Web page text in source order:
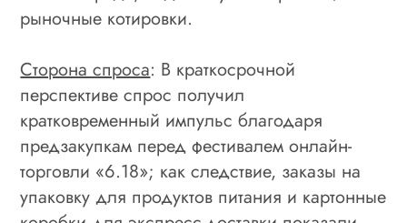
рыночные котировки.
Сторона спроса: В краткосрочной
перспективе спрос получил
кратковременный импульс благодаря
предзакупкам перед фестивалем онлайн-
торговли «6.18»; как следствие, заказы на
упаковку для продуктов питания и картонные